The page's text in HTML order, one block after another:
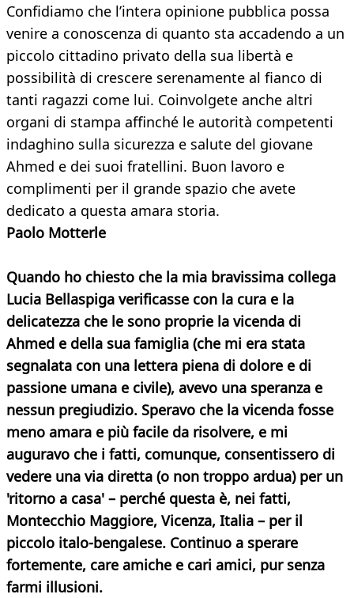
Confidiamo che l’intera opinione pubblica possa
venire a conoscenza di quanto sta accadendo a un
piccolo cittadino privato della sua libertà e
possibilità di crescere serenamente al fianco di
tanti ragazzi come lui. Coinvolgete anche altri
organi di stampa affinché le autorità competenti
indaghino sulla sicurezza e salute del giovane
Ahmed e dei suoi fratellini. Buon lavoro e
complimenti per il grande spazio che avete
dedicato a questa amara storia.
Paolo Motterle
Quando ho chiesto che la mia bravissima collega
Lucia Bellaspiga verificasse con la cura e la
delicatezza che le sono proprie la vicenda di
Ahmed e della sua famiglia (che mi era stata
segnalata con una lettera piena di dolore e di
passione umana e civile), avevo una speranza e
nessun pregiudizio. Speravo che la vicenda fosse
meno amara e più facile da risolvere, e mi
auguravo che i fatti, comunque, consentissero di
vedere una via diretta (o non troppo ardua) per un
'ritorno a casa' – perché questa è, nei fatti,
Montecchio Maggiore, Vicenza, Italia – per il
piccolo italo-bengalese. Continuo a sperare
fortemente, care amiche e cari amici, pur senza
farmi illusioni.